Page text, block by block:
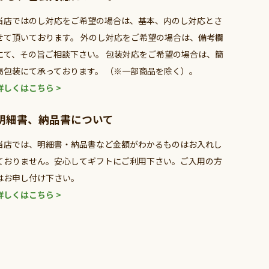
店ではのし対応をご希望の場合は、基本、内のし対応とさ
て頂いております。 外のし対応をご希望の場合は、備考欄
て、その旨ご相談下さい。 包装対応をご希望の場合は、簡
包装にて承っております。 （※一部商品を除く）。
しくはこちら >
細書、納品書について
店では、明細書・納品書など金額がわかるものはお入れし
おりません。安心してギフトにご利用下さい。ご入用の方
お申し付け下さい。
しくはこちら >